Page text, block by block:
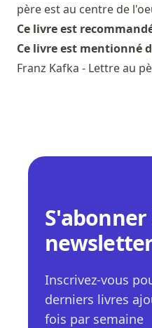
père est au centre de
Ce livre est
Ce livre est mentionné
Franz Kafka - Lettre au
S'abonner
Inscrivez-vous
derniers livres
fois par semaine